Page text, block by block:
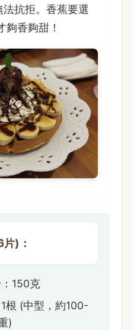
抗拒。香蕉要選
夠香夠甜！
)：
150克
根 (中型，約100-
)